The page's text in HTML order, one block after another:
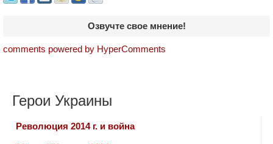
Озвучте свое мнение!
comments powered by HyperComments
Герои Украины
Революция 2014 г. и война